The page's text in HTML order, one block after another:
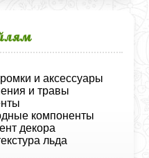
и аксессуары
и травы
компоненты
декора
льда